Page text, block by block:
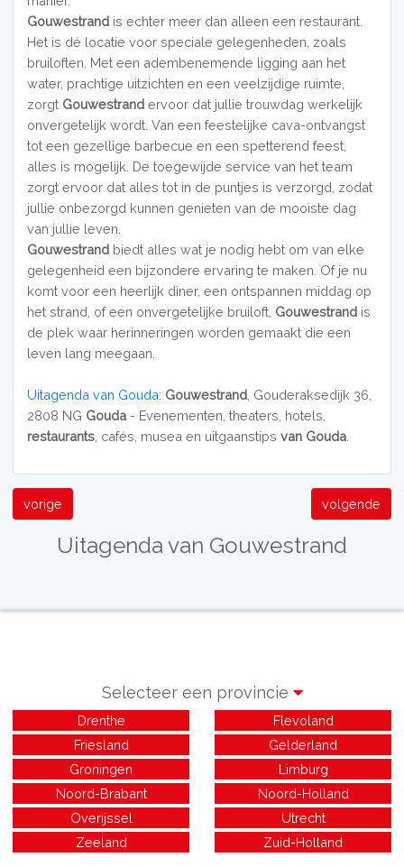
Gouwestrandis echter meer dan alleen een restaurant.
Het is dé locatie voor speciale gelegenheden, zoals
bruiloften. Met een adembenemende ligging aan het
water, prachtige uitzichten en een veelzijdige ruimte,
zorgt Gouwestrand ervoor dat jullie trouwdag werkelijk
onvergetelijk wordt. Van een feestelijke cava-ontvangst
tot een gezellige barbecue en een spetterend feest,
alles is mogelijk. De toegewijde service van het team
zorgt ervoor dat alles tot in de puntjes is verzorgd, zodat
jullie onbezorgd kunnen genieten van de mooiste dag
van jullie leven.
Gouwestrandbiedt alles wat je nodig hebt om van elke
gelegenheid een bijzondere ervaring te maken. Of je nu
komt voor een heerlijk diner, een ontspannen middag op
het strand, of een onvergetelijke bruiloft, Gouwestrand is
de plek waar herinneringen worden gemaakt die een
leven lang meegaan.
Uitagenda van Gouda: Gouwestrand, Gouderaksedijk 36,
2808 NG Gouda- Evenementen, theaters, hotels,
restaurants, cafés, musea en uitgaanstips van Gouda.
vorige volgende
Uitagenda van Gouwestrand
Selecteer een provincie
Drenthe
Flevoland
Friesland
Gelderland
Groningen
Limburg
Noord-Brabant
Noord-Holland
Overijssel
Utrecht
Zeeland
Zuid-Holland